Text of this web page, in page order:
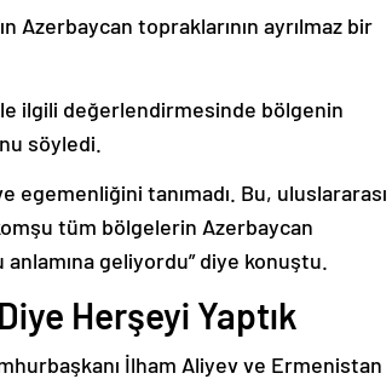
Azerbaycan topraklarının ayrılmaz bir
ile ilgili değerlendirmesinde bölgenin
söyledi.
ve egemenliğini tanımadı. Bu, uluslararası
tüm bölgelerin Azerbaycan
geliyordu” diye konuştu.
Herşeyi Yaptık
İlham Aliyev ve Ermenistan